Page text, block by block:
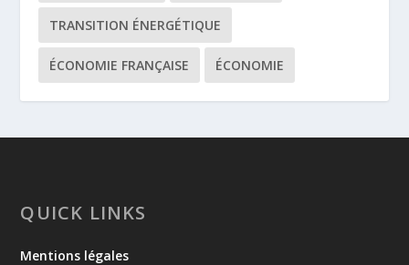
TRANSITION ÉNERGÉTIQUE
ÉCONOMIE FRANÇAISE ÉCONOMIE
QUICK LINKS
Mentions légales